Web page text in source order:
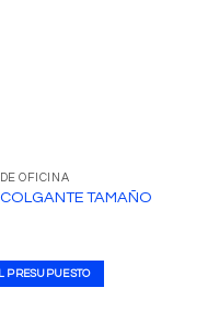
OFICINA
TAMAÑO
PRESUPUESTO